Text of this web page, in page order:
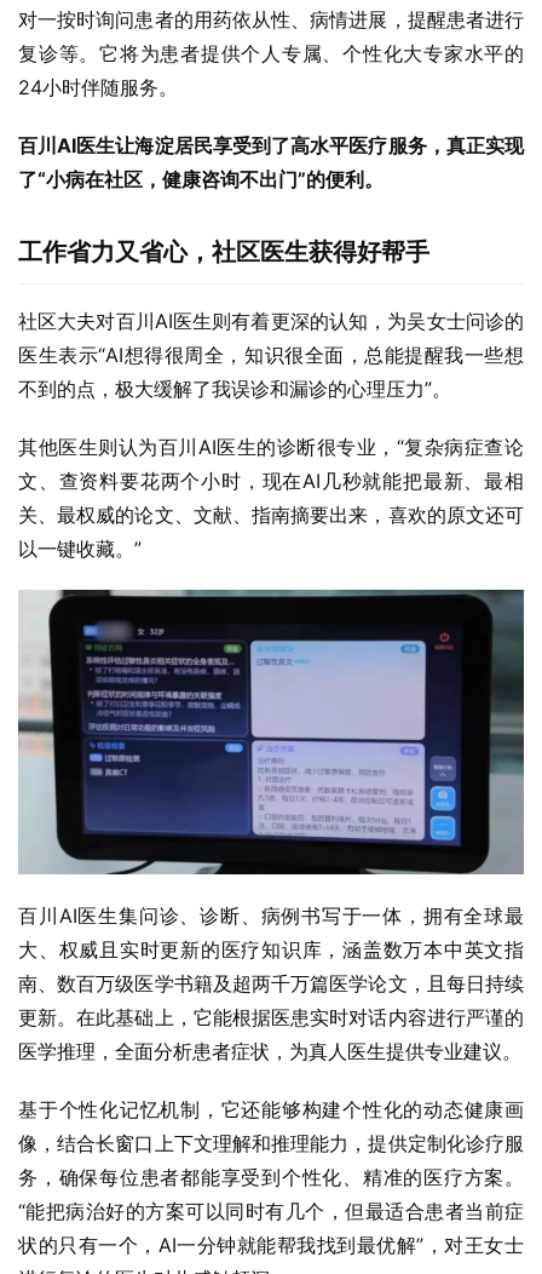
对一按时询问患者的用药依从性、病情进展，提醒患者进行
复诊等。它将为患者提供个人专属、个性化大专家水平的
24小时伴随服务。
百川AI医生让海淀居民享受到了高水平医疗服务，真正实现
了“小病在社区，健康咨询不出门”的便利。
工作省力又省心，社区医生获得好帮手
社区大夫对百川AI医生则有着更深的认知，为吴女士问诊的
医生表示“AI想得很周全，知识很全面，总能提醒我一些想
不到的点，极大缓解了我误诊和漏诊的心理压力”。
其他医生则认为百川AI医生的诊断很专业，“复杂病症查论
文、查资料要花两个小时，现在AI几秒就能把最新、最相
关、最权威的论文、文献、指南摘要出来，喜欢的原文还可
以一键收藏。”
百川AI医生集问诊、诊断、病例书写于一体，拥有全球最
大、权威且实时更新的医疗知识库，涵盖数万本中英文指
南、数百万级医学书籍及超两千万篇医学论文，且每日持续
更新。在此基础上，它能根据医患实时对话内容进行严谨的
医学推理，全面分析患者症状，为真人医生提供专业建议。
基于个性化记忆机制，它还能够构建个性化的动态健康画
像，结合长窗口上下文理解和推理能力，提供定制化诊疗服
务，确保每位患者都能享受到个性化、精准的医疗方案。
“能把病治好的方案可以同时有几个，但最适合患者当前症
状的只有一个，AI一分钟就能帮我找到最优解”，对王女士